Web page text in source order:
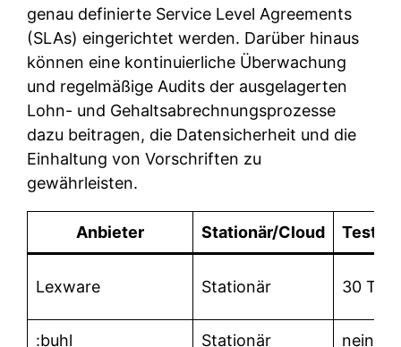
genau definierte Service Level Agreements
(SLAs) eingerichtet werden. Darüber hinaus
können eine kontinuierliche Überwachung
und regelmäßige Audits der ausgelagerten
Lohn- und Gehaltsabrechnungsprozesse
dazu beitragen, die Datensicherheit und die
Einhaltung von Vorschriften zu
gewährleisten.
Anbieter Stationär/Cloud
Lexware Stationär 30
:buhl Stationär nein